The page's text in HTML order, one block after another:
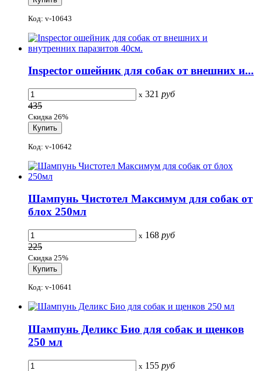
Код: v-10643
Inspector ошейник для собак от внешних и...
x 321 руб
435
Скидка 26%
Код: v-10642
Шампунь Чистотел Максимум для собак от
блох 250мл
x 168 руб
225
Скидка 25%
Код: v-10641
Шампунь Деликс Био для собак и щенков
250 мл
x 155 руб